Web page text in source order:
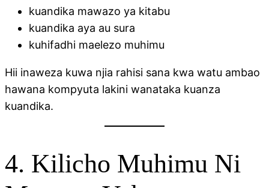
kuandika mawazo ya kitabu
kuandika aya au sura
kuhifadhi maelezo muhimu
Hii inaweza kuwa njia rahisi sana kwa watu ambao
hawana kompyuta lakini wanataka kuanza
kuandika.
4. Kilicho Muhimu Ni